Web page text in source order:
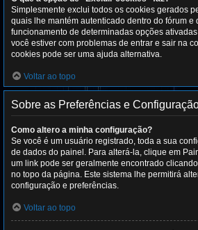
Simplesmente exclui todos os cookies gerados
quais lhe mantém autenticado dentro do fórum e
funcionamento de determinadas opções
você estiver com problemas de entrar e sair na
cookies pode ser uma ajuda alternativa.
Voltar ao topo
Sobre as Preferências e
Como altero a minha configuração?
Se você é um usuário registrado, toda a sua
de dados do painel. Para alterá-la, clique em
um link pode ser geralmente encontrado
no topo da página. Este sistema lhe permitirá
configuração e preferências.
Voltar ao topo